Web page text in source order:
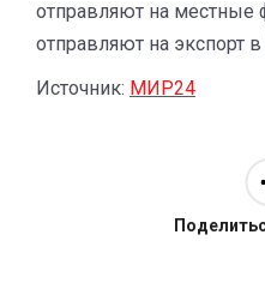
отправляют на местные
отправляют на экспорт
Источник: МИР24